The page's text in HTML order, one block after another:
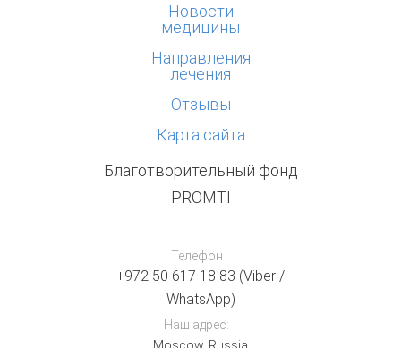
Телефон
+972 50 617 18 83 (Viber /
WhatsApp)
Наш адрес:
Moscow, Russia
Новости
медицины
Направления
лечения
Отзывы
Карта сайта
Благотворительный фонд
PROMTI